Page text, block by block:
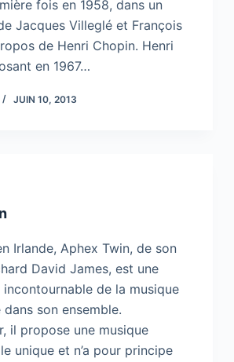
fois en 1958, dans un
Jacques Villeglé et François
de Henri Chopin. Henri
en 1967…
JUIN 10, 2013
Irlande, Aphex Twin, de son
David James, est une
incontournable de la musique
son ensemble.
il propose une musique
unique et n’a pour principe